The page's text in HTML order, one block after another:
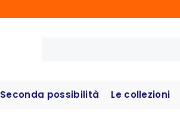
Seconda possibilità Le collezioni